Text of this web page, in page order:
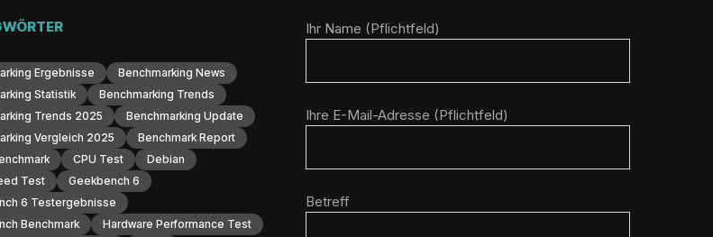
Ergebnisse
Benchmarking News
Statistik
Benchmarking Trends
Trends 2025
Benchmarking Update
Vergleich 2025
Benchmark Report
CPU Test
Debian
Test
Geekbench 6
6 Testergebnisse
Benchmark
Hardware Performance Test
Ihr Name (Pflichtfeld)
Ihre E-Mail-Adresse (Pflichtfeld)
Betreff